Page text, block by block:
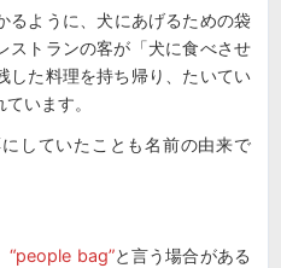
るように、犬にあげるための袋
ストランの客が「犬に食べさせ
した料理を持ち帰り、たいてい
います。
していたことも名前の由来で
“people bag”と言う場合がある